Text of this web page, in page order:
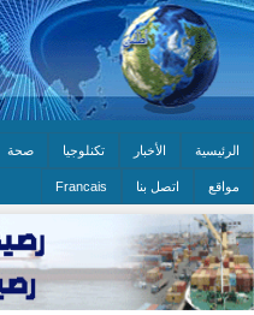
الرئيسية الأخبار تكنلوجيا صحة
مواقع اتصل بنا Francais